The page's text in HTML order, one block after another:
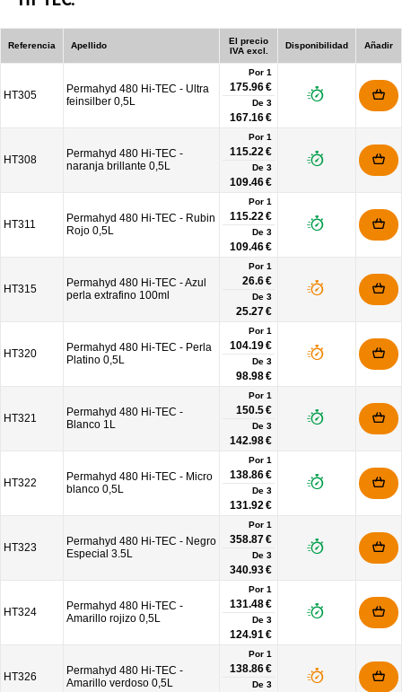
Referencia Apellido
El precio
IVA excl.
Disponibilidad Añadir
HT305
Permahyd 480 Hi-TEC - Ultra
feinsilber 0,5L
Por 1
175.96 €
De 3
167.16 €
HT308
Permahyd 480 Hi-TEC -
naranja brillante 0,5L
Por 1
115.22 €
De 3
109.46 €
HT311
Permahyd 480 Hi-TEC - Rubin
Rojo 0,5L
Por 1
115.22 €
De 3
109.46 €
HT315
Permahyd 480 Hi-TEC - Azul
perla extrafino 100ml
Por 1
26.6 €
De 3
25.27 €
HT320
Permahyd 480 Hi-TEC - Perla
Platino 0,5L
Por 1
104.19 €
De 3
98.98 €
HT321
Permahyd 480 Hi-TEC -
Blanco 1L
Por 1
150.5 €
De 3
142.98 €
HT322
Permahyd 480 Hi-TEC - Micro
blanco 0,5L
Por 1
138.86 €
De 3
131.92 €
HT323
Permahyd 480 Hi-TEC - Negro
Especial 3.5L
Por 1
358.87 €
De 3
340.93 €
HT324
Permahyd 480 Hi-TEC -
Amarillo rojizo 0,5L
Por 1
131.48 €
De 3
124.91 €
HT326
Permahyd 480 Hi-TEC -
Amarillo verdoso 0,5L
Por 1
138.86 €
De 3